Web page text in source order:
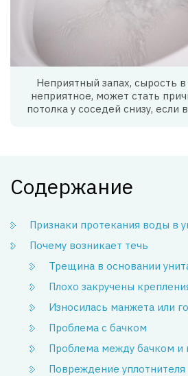
Неприятный запах, сырость в
неприятное, может стать
потолка у соседей снизу, если
Содержание
Признаки протекания воды в
Почему возникает течь
Трещина в основании
Плохо закручены
Износилась манжета или
Проблема с бачком
Проблема между бачком и
Повреждение уплотнителя